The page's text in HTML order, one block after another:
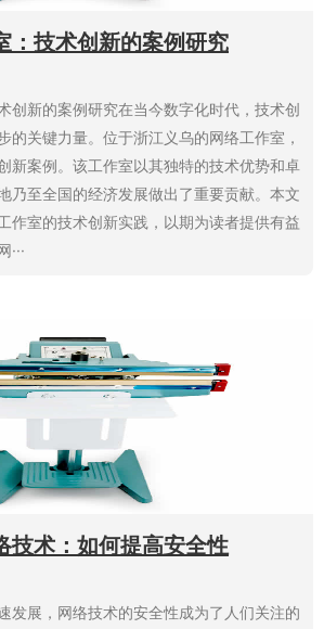
：技术创新的案例研究
创新的案例研究在当今数字化时代，技术创
的关键力量。位于浙江义乌的网络工作室，
新案例。该工作室以其独特的技术优势和卓
乃至全国的经济发展做出了重要贡献。本文
作室的技术创新实践，以期为读者提供有益
技术：如何提高安全性
发展，网络技术的安全性成为了人们关注的